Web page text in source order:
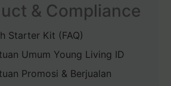
& Compliance
Starter Kit (FAQ)
Umum Young Living ID
Promosi & Berjualan